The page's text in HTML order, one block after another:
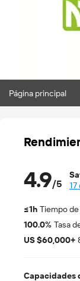
Página principal
4.9/5
17
≤1h Tiempo
100.0% Tasa
US $60,000+
Capacidades